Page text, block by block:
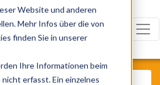
Website und anderen
Mehr Infos über die von
finden Sie in unserer
Ihre Informationen beim
erfasst. Ein einzelnes
Was? Künstler, Zelte, Bands,